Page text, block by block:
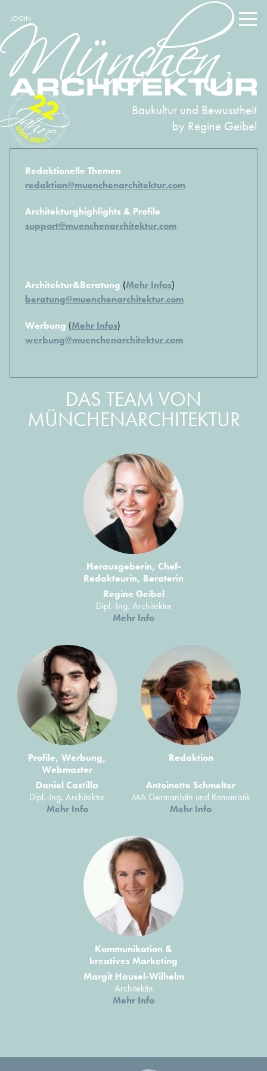
LOGIN
Baukultur und Bewusstheit
by Regine Geibel
2004-2026
22
Redaktionelle Themen
redaktion@muenchenarchitektur.com
Architekturghighlights & Profile
support@muenchenarchitektur.com
Architektur&Beratung (Mehr Infos)
beratung@muenchenarchitektur.com
Werbung (Mehr Infos)
werbung@muenchenarchitektur.com
DAS TEAM VON
MÜNCHENARCHITEKTUR
Herausgeberin, Chef-
Redakteurin, Beraterin
Regine Geibel
Dipl.-Ing. Architektur
Mehr Info
Profile, Werbung,
Webmaster
Daniel Castilla
Dipl.-Ing. Architektur
Mehr Info
Redaktion
Antoinette Schmelter
MA Germanistin und Romanistik
Mehr Info
Kommunikation &
kreatives Marketing
Margit Hausel-Wilhelm
Architektin
Mehr Info